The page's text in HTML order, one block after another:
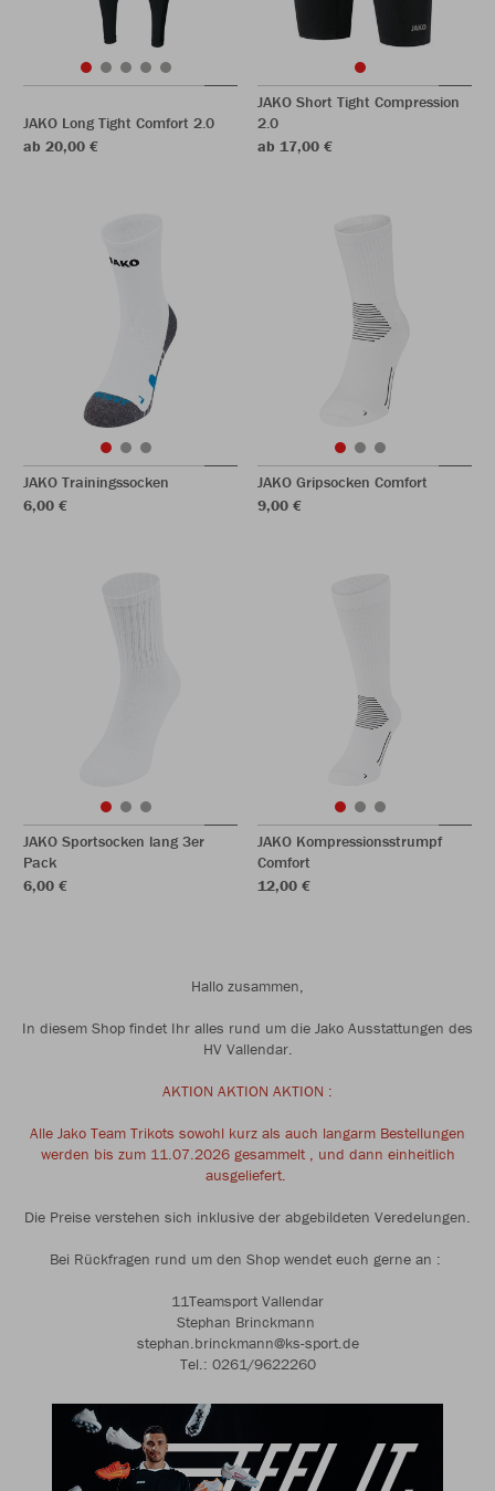
JAKO Long Tight Comfort 2.0
ab 20,00 €
JAKO Short Tight Compression
2.0
ab 17,00 €
JAKO Trainingssocken
6,00 €
JAKO Gripsocken Comfort
9,00 €
JAKO Sportsocken lang 3er
Pack
6,00 €
JAKO Kompressionsstrumpf
Comfort
12,00 €
Hallo zusammen,
In diesem Shop findet Ihr alles rund um die Jako Ausstattungen des
HV Vallendar.
AKTION AKTION AKTION :
Alle Jako Team Trikots sowohl kurz als auch langarm Bestellungen
werden bis zum 11.07.2026 gesammelt , und dann einheitlich
ausgeliefert.
Die Preise verstehen sich inklusive der abgebildeten Veredelungen.
Bei Rückfragen rund um den Shop wendet euch gerne an :
11Teamsport Vallendar
Stephan Brinckmann
stephan.brinckmann@ks-sport.de
Tel.: 0261/9622260